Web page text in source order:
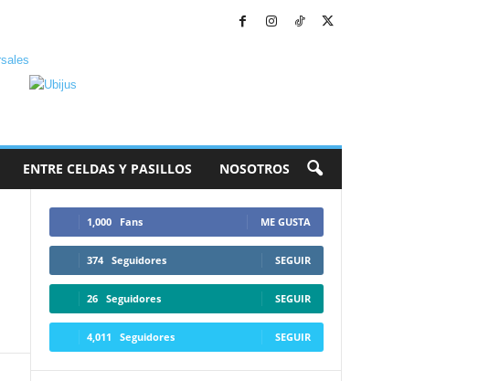
ENTRE CELDAS Y PASILLOS NOSOTROS
1,000 Fans ME GUSTA
374 Seguidores SEGUIR
26 Seguidores SEGUIR
4,011 Seguidores SEGUIR